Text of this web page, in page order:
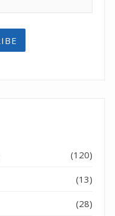
(120)
(13)
(28)